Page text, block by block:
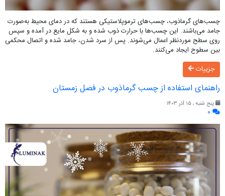
چسب‌های گرماذوب، چسب‌های ترموپلاستیکی هستند که در دمای محیط به‌صورت
جامد می‌باشند. این چسب‌ها با حرارت ذوب شده و به شکل مایع در آمده و سپس
روی سطح موردنظر اعمال می‌شوند. پس از سرد شدن، جامد شده و اتصال محکمی
بین سطوح ایجاد می‌کنند.
جزییات
راهنمای استفاده از چسب گرماذوب در فصل زمستان
پنج شنبه ، ۱۵ آذر ۱۴۰۳
۰